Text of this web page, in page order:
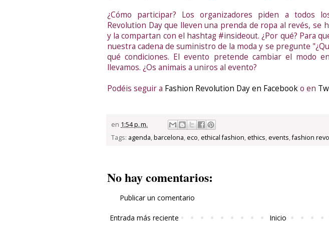
¿Cómo participar? Los organizadores piden a todos
Revolution Day que lleven una prenda de ropa al revés, se
y la compartan con el hashtag #insideout. ¿Por qué? Para
nuestra cadena de suministro de la moda y se pregunte
qué condiciones. El evento pretende cambiar el modo
llevamos. ¿Os animais a uniros al evento?
Podéis seguir a Fashion Revolution Day en Facebooko en
en 1:54 p. m.
Tags: agenda,barcelona,eco,ethical fashion,ethics,events,fashion
No hay comentarios:
Publicar un comentario
Entrada más reciente Inicio